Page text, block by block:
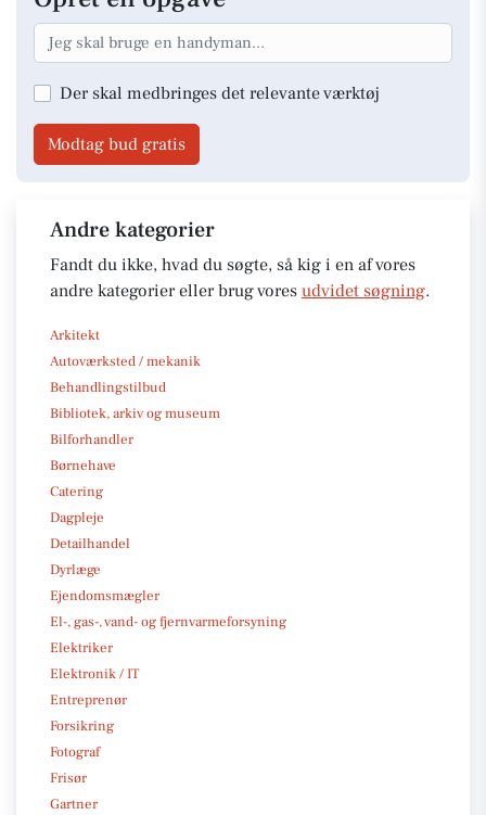
Der skal medbringes det relevante værktøj
Modtag bud gratis
Andre kategorier
Fandt du ikke, hvad du søgte, så kig i en af vores
andre kategorier eller brug vores udvidet søgning.
Arkitekt
Autoværksted / mekanik
Behandlingstilbud
Bibliotek, arkiv og museum
Bilforhandler
Børnehave
Catering
Dagpleje
Detailhandel
Dyrlæge
Ejendomsmægler
El-, gas-, vand- og fjernvarmeforsyning
Elektriker
Elektronik / IT
Entreprenør
Forsikring
Fotograf
Frisør
Gartner